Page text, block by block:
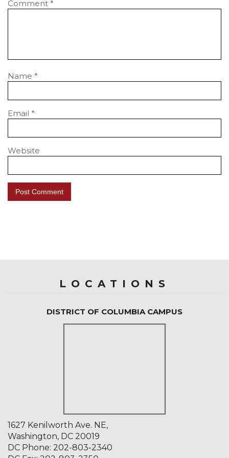
Comment *
Name *
Email *
Website
LOCATIONS
DISTRICT OF COLUMBIA CAMPUS
1627 Kenilworth Ave. NE,
Washington, DC 20019
DC Phone: 202-803-2340